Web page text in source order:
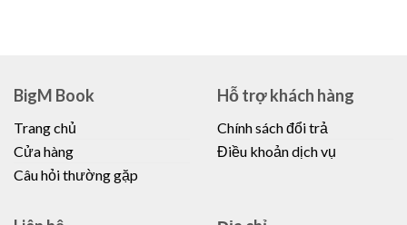
BigM Book
Trang chủ
Cửa hàng
Câu hỏi thường gặp
Hỗ trợ khách hàng
Chính sách đổi trả
Điều khoản dịch vụ